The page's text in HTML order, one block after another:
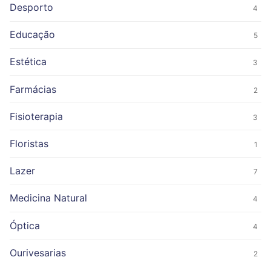
Desporto 4
Educação 5
Estética 3
Farmácias 2
Fisioterapia 3
Floristas 1
Lazer 7
Medicina Natural 4
Óptica 4
Ourivesarias 2